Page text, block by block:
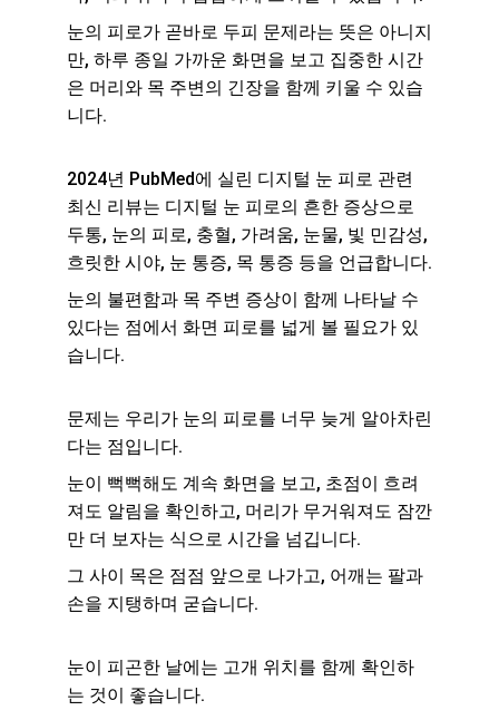
눈의 피로가 곧바로 두피 문제라는 뜻은 아니지
만, 하루 종일 가까운 화면을 보고 집중한 시간
은 머리와 목 주변의 긴장을 함께 키울 수 있습
니다.
2024년 PubMed에 실린 디지털 눈 피로 관련
최신 리뷰는 디지털 눈 피로의 흔한 증상으로
두통, 눈의 피로, 충혈, 가려움, 눈물, 빛 민감성,
흐릿한 시야, 눈 통증, 목 통증 등을 언급합니다.
눈의 불편함과 목 주변 증상이 함께 나타날 수
있다는 점에서 화면 피로를 넓게 볼 필요가 있
습니다.
문제는 우리가 눈의 피로를 너무 늦게 알아차린
다는 점입니다.
눈이 뻑뻑해도 계속 화면을 보고, 초점이 흐려
져도 알림을 확인하고, 머리가 무거워져도 잠깐
만 더 보자는 식으로 시간을 넘깁니다.
그 사이 목은 점점 앞으로 나가고, 어깨는 팔과
손을 지탱하며 굳습니다.
눈이 피곤한 날에는 고개 위치를 함께 확인하
는 것이 좋습니다.